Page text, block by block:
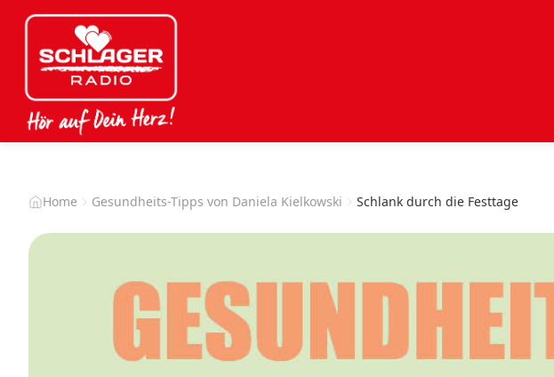
Home Gesundheits-Tipps von Daniela Kielkowski Schlank durch die Festtage